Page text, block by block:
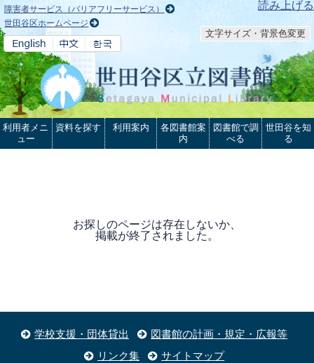
本文へ 読み上げる
障害者サービス（バリアフリーサービス）
世田谷区ホームページ
文字サイズ・背景色変更
利用者メニ
ュー
資料を探す 利用案内
各図書館案
内
図書館で調
べる
世田谷を知
る
お探しのページは存在しないか、
掲載が終了されました。
学校支援・団体貸出
図書館の計画・規定・広報等
リンク集
サイトマップ